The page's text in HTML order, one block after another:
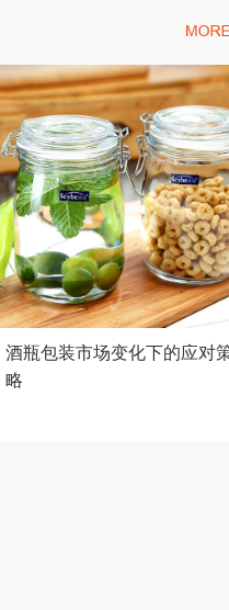
酒瓶包装市场变化下的应对
略